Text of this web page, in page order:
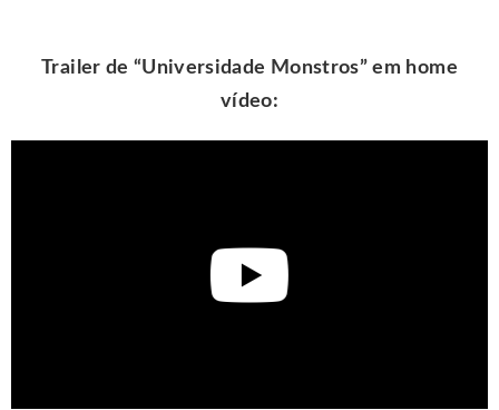
Trailer de “Universidade Monstros” em home
vídeo: